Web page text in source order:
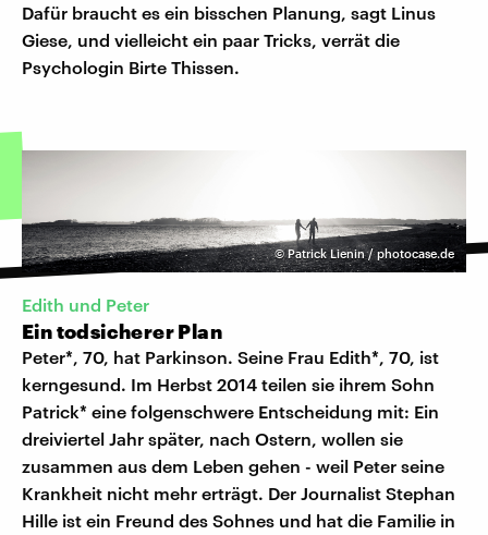
Dafür braucht es ein bisschen Planung, sagt Linus
Giese, und vielleicht ein paar Tricks, verrät die
Psychologin Birte Thissen.
©Patrick Lienin / photocase.de
Edith und Peter
Ein todsicherer Plan
Peter*, 70, hat Parkinson. Seine Frau Edith*, 70, ist
kerngesund. Im Herbst 2014 teilen sie ihrem Sohn
Patrick* eine folgenschwere Entscheidung mit: Ein
dreiviertel Jahr später, nach Ostern, wollen sie
zusammen aus dem Leben gehen - weil Peter seine
Krankheit nicht mehr erträgt. Der Journalist Stephan
Hille ist ein Freund des Sohnes und hat die Familie in